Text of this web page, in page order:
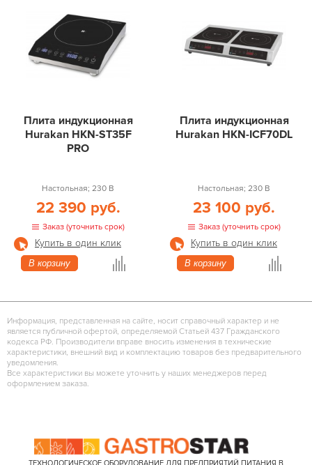
Плита индукционная
Hurakan HKN-ST35F
PRO
Настольная; 230 В
22 390 руб.
Заказ (уточнить срок)
Купить в один клик
В корзину
Плита индукционная
Hurakan HKN-ICF70DL
Настольная; 230 В
23 100 руб.
Заказ (уточнить срок)
Купить в один клик
В корзину
Информация, представленная на сайте, носит справочный характер и не
является публичной офертой, определяемой Статьей 437 Гражданского
кодекса РФ. Производители вправе вносить изменения в технические
характеристики, внешний вид и комплектацию товаров без предварительного
уведомления.
Все характеристики вы можете уточнить у наших менеджеров перед
оформлением заказа.